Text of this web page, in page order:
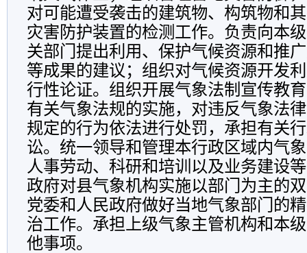
对可能遭受袭击的建筑物、构筑物和
灾害防护装置的检测工作。负责向本
关部门提出利用、保护气候资源和推
等成果的建议；组织对气候资源开发
行性论证。组织开展气象法制宣传教
有关气象法规的实施，对违反气象法
规定的行为依法进行处罚，承担有关
讼。统一领导和管理本行政区域内气
人事劳动、科研和培训以及业务建设
政府对县气象机构实施以部门为主的
党委和人民政府做好当地气象部门的
治工作。承担上级气象主管机构和本
他事项。